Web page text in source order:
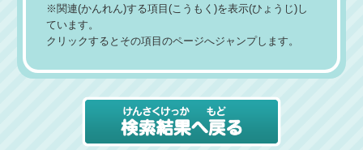
※関連(かんれん)する項目(こうもく)を表示(ひょうじ)し
ています。
クリックするとその項目のページへジャンプします。